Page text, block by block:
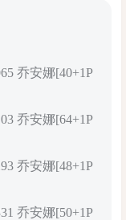
乔安娜[40+1P
乔安娜[64+1P
乔安娜[48+1P
乔安娜[50+1P